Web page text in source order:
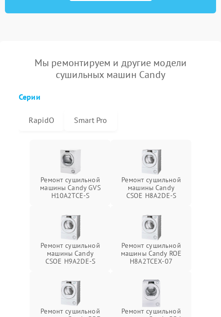
Мы ремонтируем и другие модели
сушильных машин Candy
Серии
RapidO Smart Pro
Ремонт сушильной
машины Candy GVS
H10A2TCE-S
Ремонт сушильной
машины Candy
CSOE H8A2DE-S
Ремонт сушильной
машины Candy
CSOE H9A2DE-S
Ремонт сушильной
машины Candy ROE
H8A2TCEX-07
Ремонт сушильной
Ремонт сушильной